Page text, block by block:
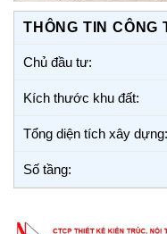
THÔNG TIN CÔNG
Chủ đầu tư:
Kích thước khu đất:
Tổng diện tích xây dựng:
Số tầng: